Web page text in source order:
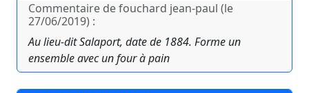
Commentaire de fouchard jean-paul (le
27/06/2019) :
Au lieu-dit Salaport, date de 1884. Forme un
ensemble avec un four à pain